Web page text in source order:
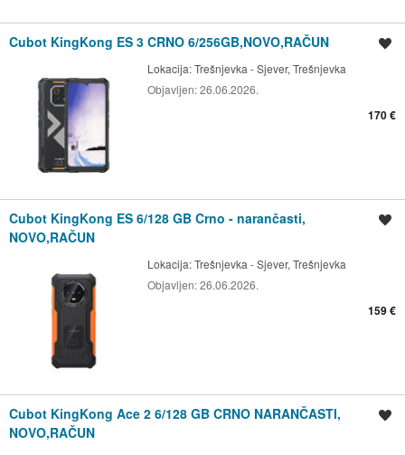
Cubot KingKong ES 3 CRNO 6/256GB,NOVO,RAČUN
Lokacija:Trešnjevka - Sjever, Trešnjevka
Objavljen:26.06.2026.
170 €
Cubot KingKong ES 6/128 GB Crno - narančasti,
NOVO,RAČUN
Lokacija:Trešnjevka - Sjever, Trešnjevka
Objavljen:26.06.2026.
159 €
Cubot KingKong Ace 2 6/128 GB CRNO NARANČASTI,
NOVO,RAČUN